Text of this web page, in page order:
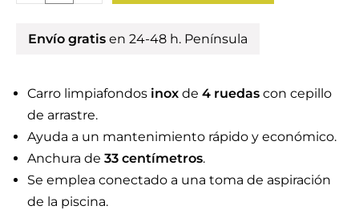
Envío gratis en 24-48 h. Península
Carro limpiafondos inox de 4 ruedas con cepillo
de arrastre.
Ayuda a un mantenimiento rápido y económico.
Anchura de 33 centímetros.
Se emplea conectado a una toma de aspiración
de la piscina.